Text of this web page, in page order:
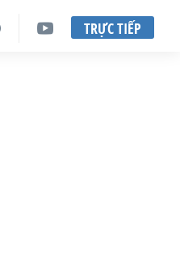
TRỰC TIẾP